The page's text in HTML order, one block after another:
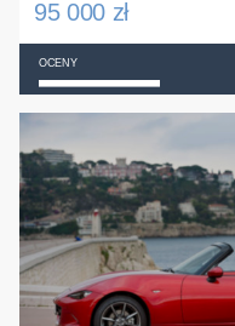
95 000 zł
OCENY